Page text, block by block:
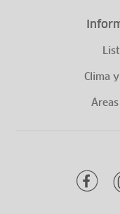
Clima